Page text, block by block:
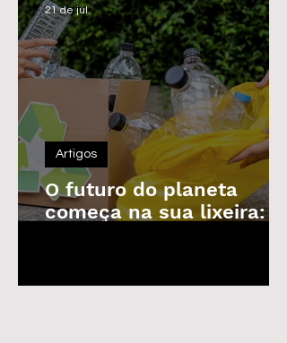
O futuro do planeta
começa na sua lixeira: o
Artigos
21 de jul.